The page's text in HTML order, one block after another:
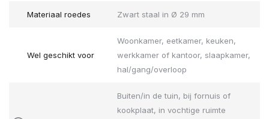
Materiaal roedes Zwart staal in Ø 29 mm
Wel geschikt voor
Woonkamer, eetkamer, keuken,
werkkamer of kantoor, slaapkamer,
hal/gang/overloop
Buiten/in de tuin, bij fornuis of
kookplaat, in vochtige ruimte